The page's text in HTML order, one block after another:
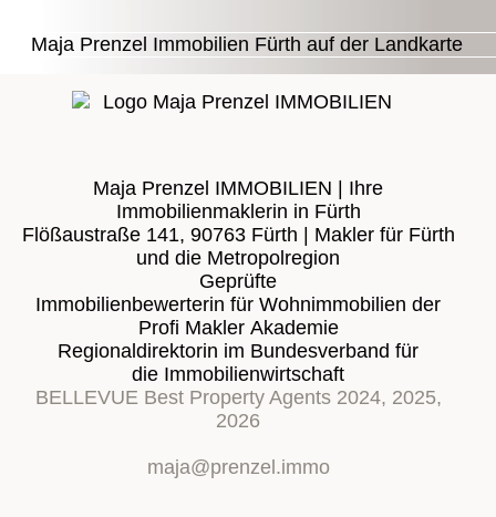
Maja Prenzel IMMOBILIEN | Ihre
Immobilienmaklerin in Fürth
Flößaustraße 141, 90763 Fürth | Makler für Fürth
und die Metropolregion
Geprüfte
Immobilienbewerterin für Wohnimmobilien der
Profi Makler Akademie
Regionaldirektorin im Bundesverband für
die Immobilienwirtschaft
BELLEVUE Best Property Agents 2024, 2025,
2026
maja@prenzel.immo